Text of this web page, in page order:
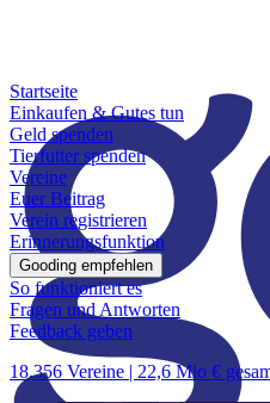
Startseite
Einkaufen & Gutes tun
Geld spenden
Tierfutter spenden
Vereine
Euer Beitrag
Verein registrieren
Erinnerungsfunktion
Gooding empfehlen
So funktioniert es
Fragen und Antworten
Feedback geben
18.356 Vereine | 22,6 Mio €